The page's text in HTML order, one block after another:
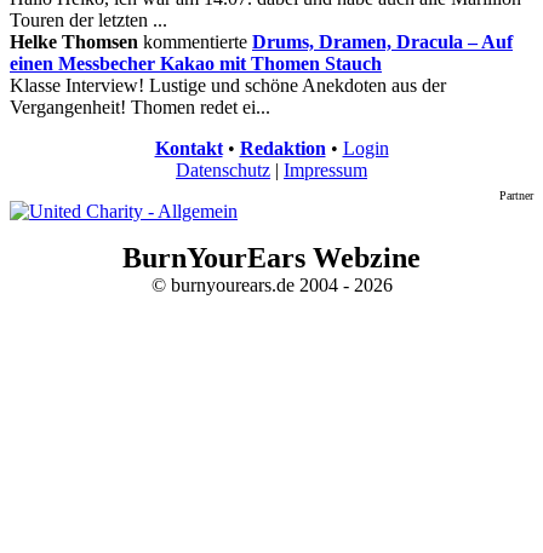
Touren der letzten ...
Helke Thomsen kommentierte Drums, Dramen, Dracula – Auf
einen Messbecher Kakao mit Thomen Stauch
Klasse Interview! Lustige und schöne Anekdoten aus der
Vergangenheit! Thomen redet ei...
Kontakt• Redaktion • Login
Datenschutz | Impressum
Partner
BurnYourEars Webzine
© burnyourears.de 2004 - 2026